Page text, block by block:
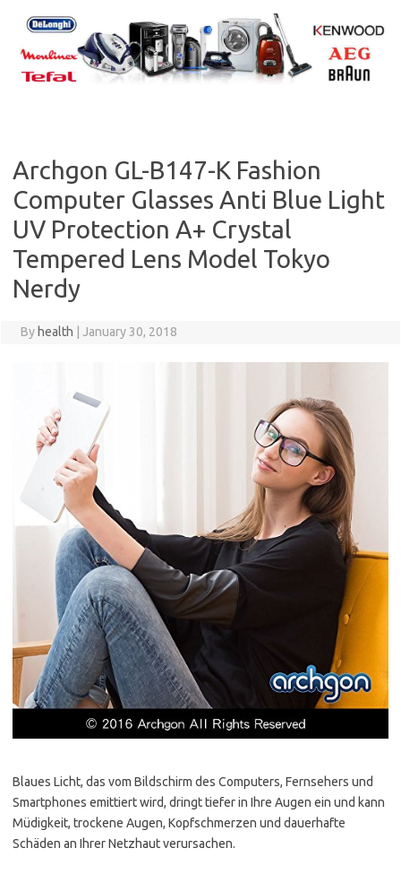
content
Archgon GL-B147-K Fashion
Computer Glasses Anti Blue Light
UV Protection A+ Crystal
Tempered Lens Model Tokyo
Nerdy
By health January 30, 2018
Blaues Licht, das vom Bildschirm des Computers, Fernsehers und
Smartphones emittiert wird, dringt tiefer in Ihre Augen ein und kann
Müdigkeit, trockene Augen, Kopfschmerzen und dauerhafte
Schäden an Ihrer Netzhaut verursachen.